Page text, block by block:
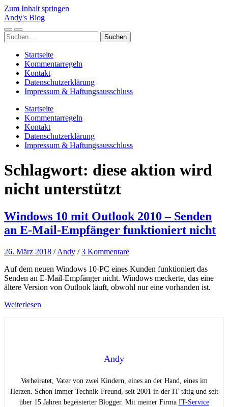
Zum Inhalt springen
Andy's Blog
Mobile-
Menü
Suchfeld
ein-/ausblenden
Suchen
nach:
Startseite
Kommentarregeln
Kontakt
Datenschutzerklärung
Impressum & Haftungsausschluss
Startseite
Kommentarregeln
Kontakt
Datenschutzerklärung
Impressum & Haftungsausschluss
Schlagwort: diese aktion wird
nicht unterstützt
Windows 10 mit Outlook 2010 – Senden
an E-Mail-Empfänger funktioniert nicht
26. März 2018 /Andy /3 Kommentare
Auf dem neuen Windows 10-PC eines Kunden funktioniert das
Senden an E-Mail-Empfänger nicht. Windows meckerte, das eine
ältere Version von Outlook läuft, obwohl nur eine vorhanden ist.
Weiterlesen
Andy
Verheiratet, Vater von zwei Kindern, eines an der Hand, eines im
Herzen. Schon immer Technik-Freund, seit 2001 in der IT tätig und seit
über 15 Jahren begeisterter Blogger. Mit meiner Firma IT-Service